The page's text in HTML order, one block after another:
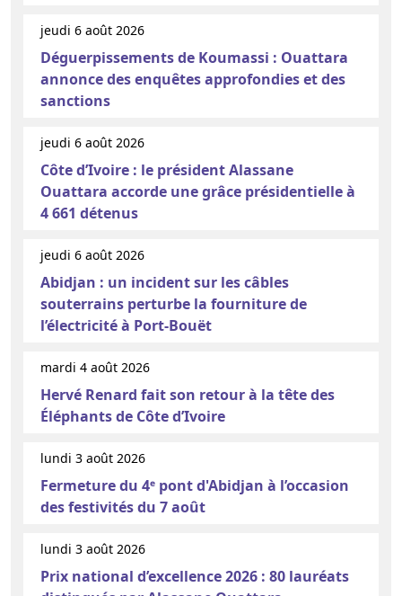
jeudi 6 août 2026
Déguerpissements de Koumassi : Ouattara
annonce des enquêtes approfondies et des
sanctions
jeudi 6 août 2026
Côte d’Ivoire : le président Alassane
Ouattara accorde une grâce présidentielle à
4 661 détenus
jeudi 6 août 2026
Abidjan : un incident sur les câbles
souterrains perturbe la fourniture de
l’électricité à Port-Bouët
mardi 4 août 2026
Hervé Renard fait son retour à la tête des
Éléphants de Côte d’Ivoire
lundi 3 août 2026
Fermeture du 4ᵉ pont d'Abidjan à l’occasion
des festivités du 7 août
lundi 3 août 2026
Prix national d’excellence 2026 : 80 lauréats